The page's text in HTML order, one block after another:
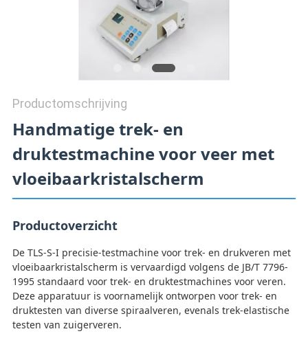
Productomschrijving
Handmatige trek- en
druktestmachine voor veer met
vloeibaarkristalscherm
Productoverzicht
De TLS-S-I precisie-testmachine voor trek- en drukveren met
vloeibaarkristalscherm is vervaardigd volgens de JB/T 7796-
1995 standaard voor trek- en druktestmachines voor veren.
Deze apparatuur is voornamelijk ontworpen voor trek- en
druktesten van diverse spiraalveren, evenals trek-elastische
testen van zuigerveren.